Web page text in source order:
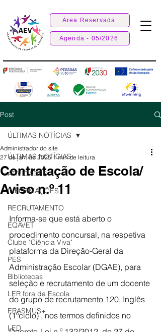
Área Reservada
Agenda - 05/2026
Post
ÚLTIMAS NOTÍCIAS
ATIVIDADES
INFORMAÇÕES
RECRUTAMENTO
EQAVET
Clube "Ciência Viva"
PES
Bibliotecas
LER fora da Escola
ERASMUS+
LED
ÚLTIMAS NOTÍCIAS
Contratação de Escola/
Aviso n.º 11
Administrador do site
27 de jan. de 2025 1 min de leitura
Informa-se que está aberto o
procedimento concursal, na respetiva
plataforma da Direção-Geral da
Administração Escolar (DGAE), para
seleção e recrutamento de um docente
do grupo de recrutamento 120, Inglês
(1ºciclo) , nos termos definidos no